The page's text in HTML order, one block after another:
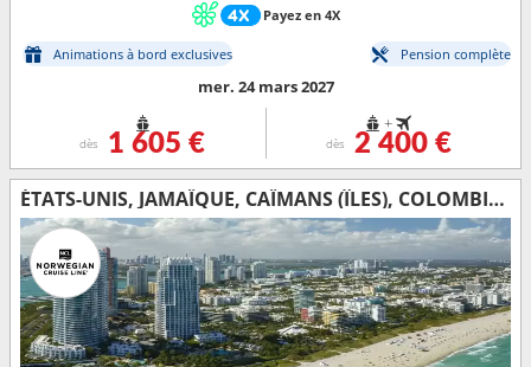
Payez en 4X
Animations à bord exclusives Pension complète
mer. 24 mars 2027
dès 1 605 €
+
dès 2 400 €
ÉTATS-UNIS, JAMAÏQUE, CAÏMANS (ÎLES), COLOMBIE, PANAMA, COSTA RICA, BELIZE, MEXIQUE